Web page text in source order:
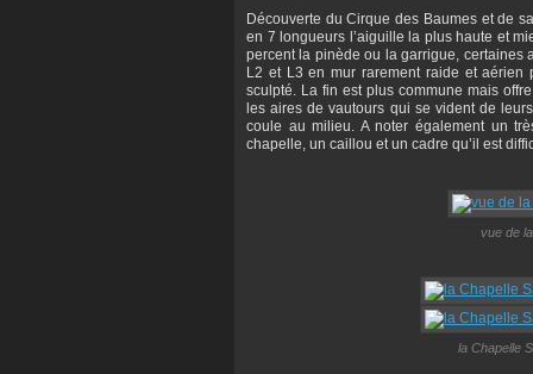
Découverte du Cirque des Baumes et de
en 7 longueurs l’aiguille la plus haute et
percent la pinède ou la garrigue, certaines
L2 et L3 en mur rarement raide et aérien
sculpté. La fin est plus commune mais
les aires de vautours qui se vident de
coule au milieu. A noter également un
chapelle, un caillou et un cadre qu’il est
vue de
la Chapelle